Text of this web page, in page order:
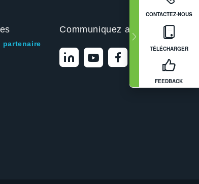
CONTACTEZ-NOUS
TÉLÉCHARGER
FEEDBACK
partenaire
Communiquez avec nous